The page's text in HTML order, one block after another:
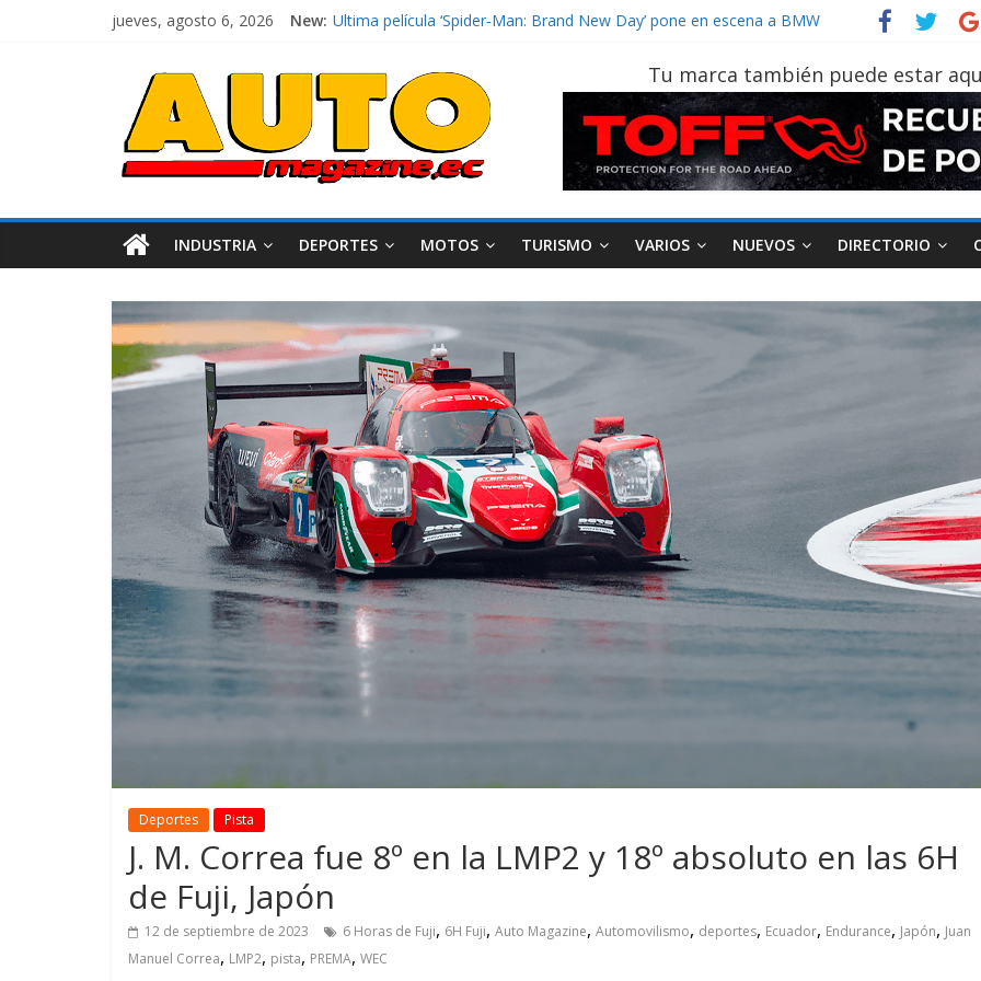
jueves, agosto 6, 2026 New: El costo de tener un vehículo gana protagonismo a la hora de decidir
¿Qué puede pasar con tu vehículo si permanece varios días sin usar?
La Vuelta al Ecuador 2026, edición 47ª, recorre 7 provincias en 8 días
La FEDAK recibe 12 Sinotruk Bolden para cubrir las rutas de La Vuelta
Tu marca también puede estar
INDUSTRIA DEPORTES MOTOS TURISMO VARIOS NUEVOS DIRECTORIO
Deportes Pista
J. M. Correa fue 8º en la LMP2 y 18º absoluto en las 6H
de Fuji, Japón
12 de septiembre de 2023 6 Horas de Fuji, 6H Fuji, Auto Magazine, Automovilismo, deportes, Ecuador, Endurance, Japón, Juan
Manuel Correa, LMP2, pista, PREMA, WEC
Varios
GM reafirma su
compromiso con movilidad
más segura y conectada
Movilidad Turismo Varios
¿Qué puede pasar con tu
vehículo si permanece
varios días sin usar?
Campaña busca cambiar
destino de los
en la región